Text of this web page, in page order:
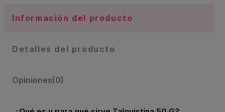
Información del producto
Detalles del producto
Opiniones(0)